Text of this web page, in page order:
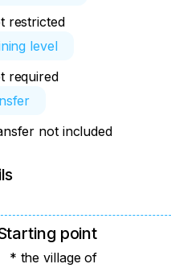
restricted
level
required
not included
point
* the village of